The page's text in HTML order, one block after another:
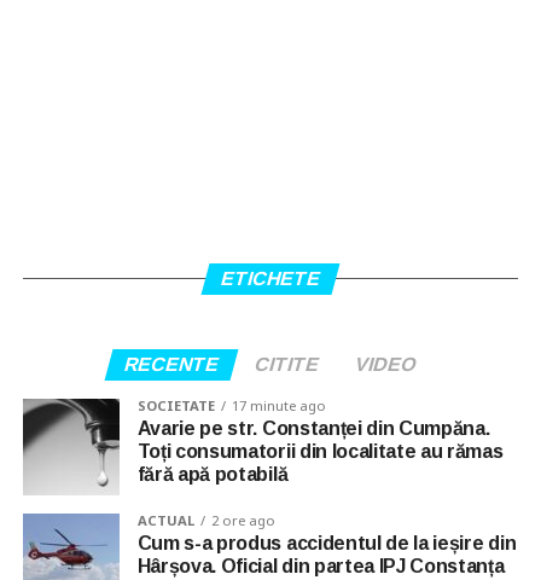
ETICHETE
RECENTE CITITE VIDEO
SOCIETATE 17 minute ago
Avarie pe str. Constanței din Cumpăna.
Toți consumatorii din localitate au rămas
fără apă potabilă
ACTUAL 2 ore ago
Cum s-a produs accidentul de la ieșire din
Hârșova. Oficial din partea IPJ Constanța